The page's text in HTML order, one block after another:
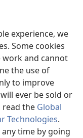
experience, we
Some cookies
work and cannot
the use of
to improve
ever be sold or
read the Global
Technologies.
time by going
of Pennsylvania.